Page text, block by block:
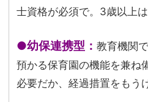
士資格が必須で。3歳以上は
●幼保連携型：教育機関
預かる保育園の機能を兼ね
必要だか、経過措置をもう